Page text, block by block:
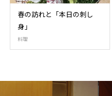
春の訪れと「本日の刺し
身」
料理